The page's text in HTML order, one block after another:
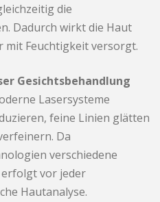
die
Dadurch wirkt die Haut
Feuchtigkeit versorgt.
Gesichtsbehandlung
Lasersysteme
feine Linien glätten
Da
verschiedene
vor jeder
Hautanalyse.